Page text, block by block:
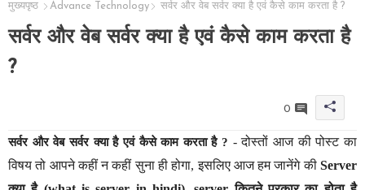
मुख्यपृष्ठ Advance Technology सर्वर और वेब सर्वर क्या है एवं कैसे काम करता है ?
सर्वर और वेब सर्वर क्या है एवं कैसे काम करता है
?
0
सर्वर और वेब सर्वर क्या है एवं कैसे काम करता है ? - दोस्तों आज की पोस्ट का
विषय तो आपने कहीं न कहीं सुना ही होगा, इसलिए आज हम जानेंगे की Server